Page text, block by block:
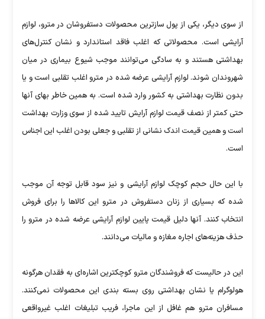
از سوی دیگر، یکی از پول سازترین محصولات دستفروشان در مترو، لوازم
آرایشی است. محصولاتی که اغلب فاقد استاندارد و نشان کنترل‌های
بهداشتی هستند و به سادگی می‌توانند موجب شیوع بیماری در میان
شهروندان شوند. لوازم آرایشی عرضه شده در مترو اغلب تقلبی است و یا
بدون نظارت بهداشتی به کشور وارد شده است. به همین خاطر بهای آنها
حتی کمتر از نصف قیمت لوازم آرایش تایید شده از سوی وزارت بهداشت
است و همین قیمت اندک نشانی از تقلبی و جعلی بودن اغلب این اجناس
است.
با این حال حجم کوچک لوازم آرایشی و نیز سود قابل توجه آن موجب
شده که بسیاری از زنان دستفروش در مترو این کالاها را برای فروش
انتخاب کنند. آنها دلیل قیمت پایین لوازم آرایشی عرضه شده در مترو را
حذف هزینه‌های اجاره مغازه و مالیات می‌دانند.
این در حالیست که فروشندگان مترو کوچکترین اشاره‌ای به فقدان هرگونه
هولوگرام یا نشان بهداشتی روی بسته بندی این محصولات نمی‌کنند.
مسافران مترو هم غافل از این ماجرا، فریب تبلیغات اغلب غیرواقعی